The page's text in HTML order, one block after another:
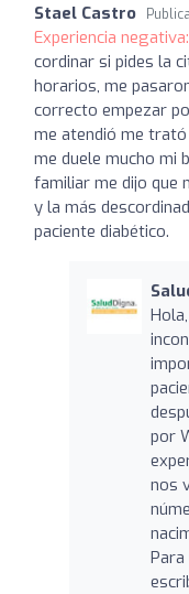
Stael Castro
Experiencia negativa:
cordinar si pides la
horarios, me
correcto empezar
me atendió me
me duele mucho mi
familiar me dijo que
y la más
paciente diabético.
por
nos